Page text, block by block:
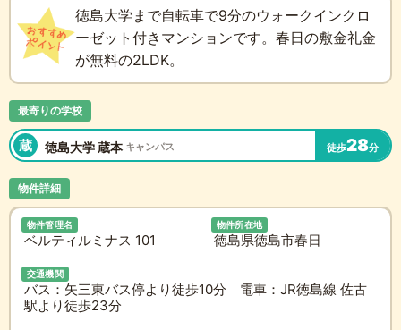
徳島大学まで自転車で9分のウォークインクロ
ーゼット付きマンションです。春日の敷金礼金
が無料の2LDK。
最寄りの学校
蔵 徳島大学 蔵本 キャンパス 徒歩28分
物件詳細
物件管理名
ベルティルミナス 101
物件所在地
徳島県徳島市春日
交通機関
バス：矢三東バス停より徒歩10分 電車：JR徳島線 佐古
駅より徒歩23分